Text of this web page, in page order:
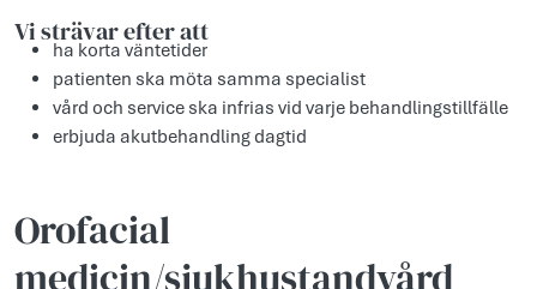
Vi strävar efter att
ha korta väntetider
patienten ska möta samma specialist
vård och service ska infrias vid varje behandlingstillfälle
erbjuda akutbehandling dagtid
Orofacial
medicin/sjukhustandvård